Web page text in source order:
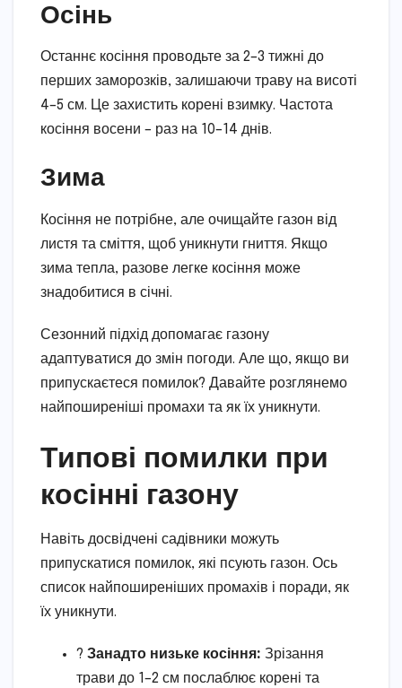
Осінь
Останнє косіння проводьте за 2–3 тижні до
перших заморозків, залишаючи траву на висоті
4–5 см. Це захистить корені взимку. Частота
косіння восени – раз на 10–14 днів.
Зима
Косіння не потрібне, але очищайте газон від
листя та сміття, щоб уникнути гниття. Якщо
зима тепла, разове легке косіння може
знадобитися в січні.
Сезонний підхід допомагає газону
адаптуватися до змін погоди. Але що, якщо ви
припускаєтеся помилок? Давайте розглянемо
найпоширеніші промахи та як їх уникнути.
Типові помилки при
косінні газону
Навіть досвідчені садівники можуть
припускатися помилок, які псують газон. Ось
список найпоширеніших промахів і поради, як
їх уникнути.
? Занадто низьке косіння: Зрізання
трави до 1–2 см послаблює корені та